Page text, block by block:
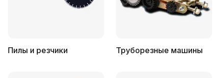
Пилы и резчики Труборезные машины